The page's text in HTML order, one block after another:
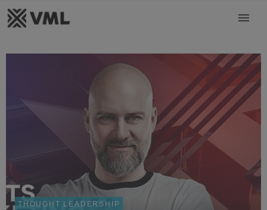
THOUGHT LEADERSHIP